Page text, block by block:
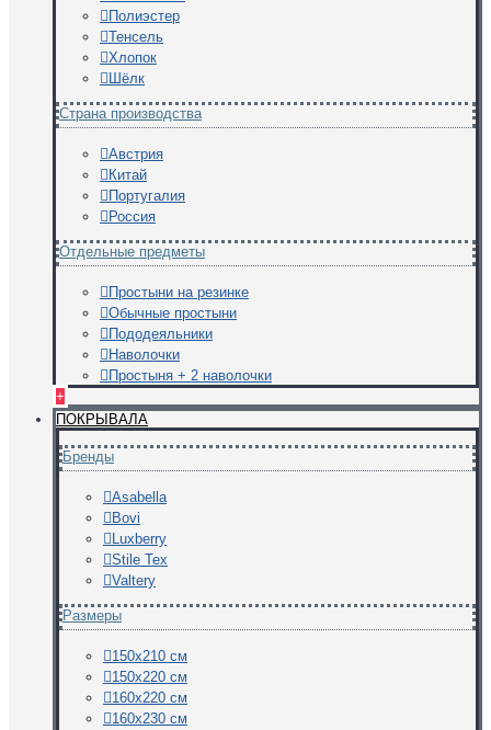
Полиэстер
Тенсель
Хлопок
Шёлк
Страна производства
Австрия
Китай
Португалия
Россия
Отдельные предметы
Простыни на резинке
Обычные простыни
Пододеяльники
Наволочки
Простыня + 2 наволочки
+
ПОКРЫВАЛА
Бренды
Asabella
Bovi
Luxberry
Stile Tex
Valtery
Размеры
150х210 см
150х220 см
160х220 см
160х230 см